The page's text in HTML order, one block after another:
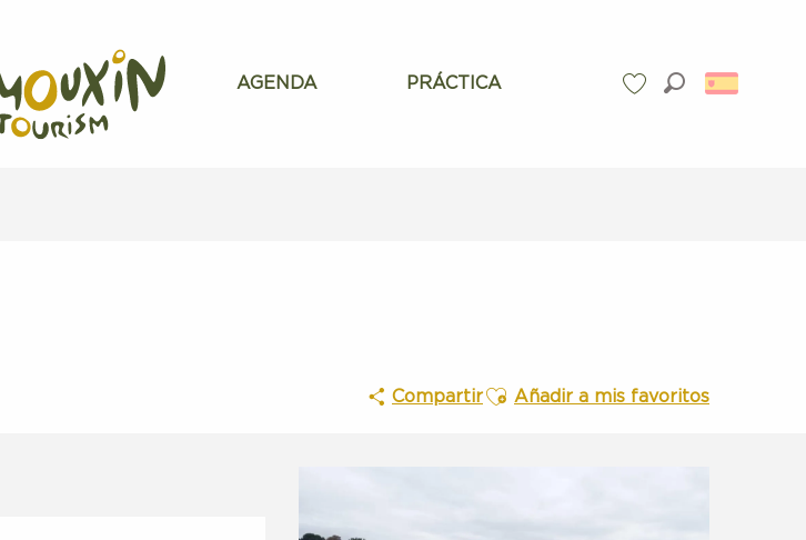
AGENDA PRÁCTICA
CompartirAjouter aux favoris
Añadir a mis favoritos